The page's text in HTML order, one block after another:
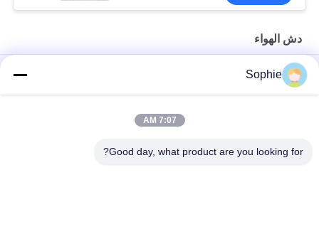
دش الهواء
البولي فينيل كلوريد (PVC) وحساس كهروضوئي للمختبرات
Sophie
7:07 AM
Good day, what product are you looking for?